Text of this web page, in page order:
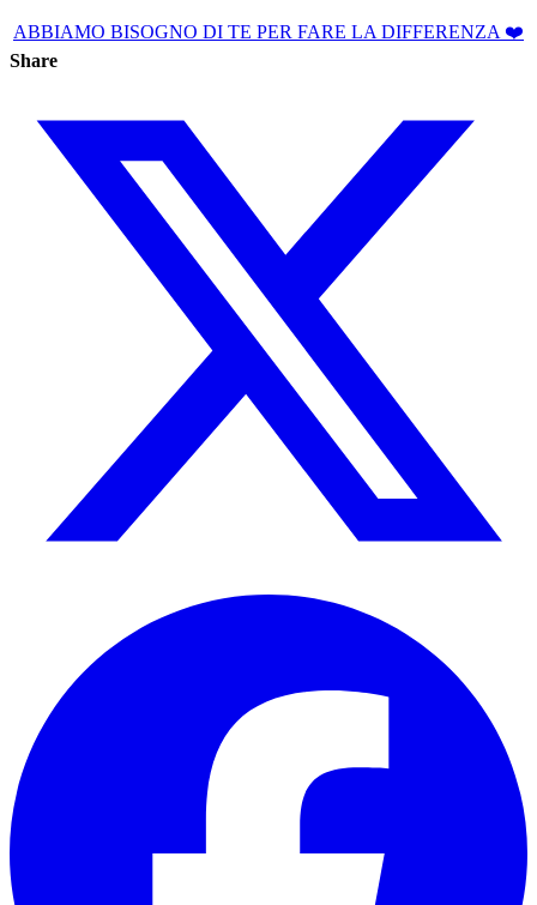
ABBIAMO BISOGNO DI TE PER FARE LA DIFFERENZA ❤️
Share